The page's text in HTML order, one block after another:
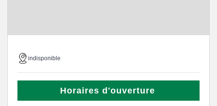
indisponible
Horaires d'ouverture